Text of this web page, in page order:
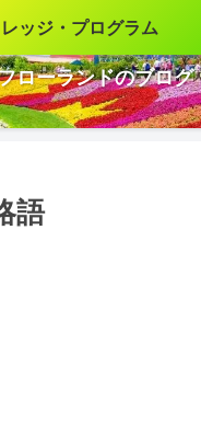
ディズニー・ワールドの魅力を
ローランドのブログ
語
ッジ・プログラム